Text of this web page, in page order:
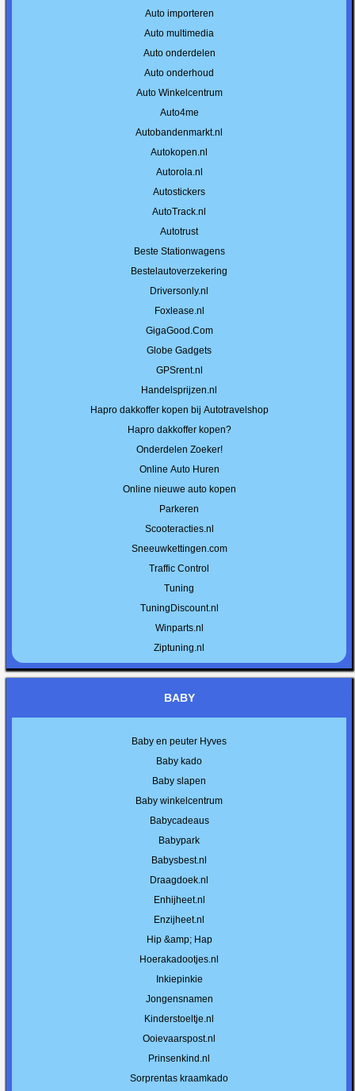
Auto importeren
Auto multimedia
Auto onderdelen
Auto onderhoud
Auto Winkelcentrum
Auto4me
Autobandenmarkt.nl
Autokopen.nl
Autorola.nl
Autostickers
AutoTrack.nl
Autotrust
Beste Stationwagens
Bestelautoverzekering
Driversonly.nl
Foxlease.nl
GigaGood.Com
Globe Gadgets
GPSrent.nl
Handelsprijzen.nl
Hapro dakkoffer kopen bij Autotravelshop
Hapro dakkoffer kopen?
Onderdelen Zoeker!
Online Auto Huren
Online nieuwe auto kopen
Parkeren
Scooteracties.nl
Sneeuwkettingen.com
Traffic Control
Tuning
TuningDiscount.nl
Winparts.nl
Ziptuning.nl
BABY
Baby en peuter Hyves
Baby kado
Baby slapen
Baby winkelcentrum
Babycadeaus
Babypark
Babysbest.nl
Draagdoek.nl
Enhijheet.nl
Enzijheet.nl
Hip &amp; Hap
Hoerakadootjes.nl
Inkiepinkie
Jongensnamen
Kinderstoeltje.nl
Ooievaarspost.nl
Prinsenkind.nl
Sorprentas kraamkado